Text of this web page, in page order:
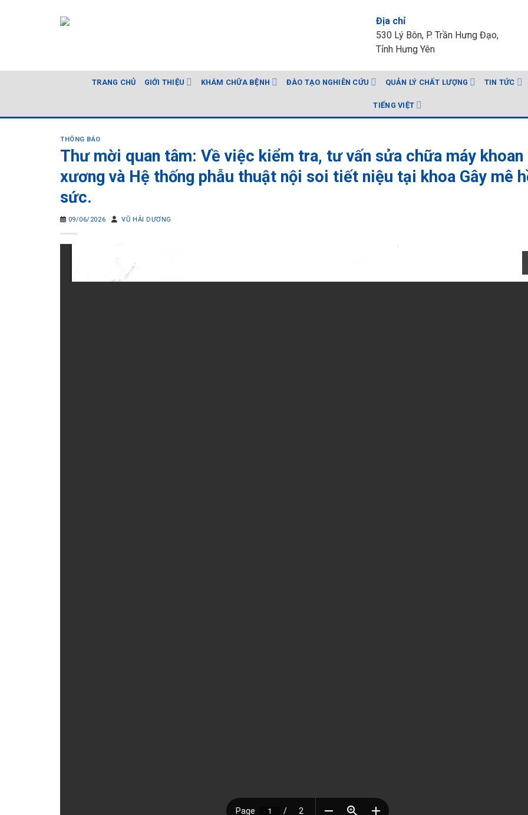
Địa chỉ
530 Lý Bôn, P. Trần Hưng Đạo,
Tỉnh Hưng Yên
TRANG CHỦ GIỚI THIỆU KHÁM CHỮA BỆNH ĐÀO TẠO NGHIÊN CỨU QUẢN LÝ CHẤT LƯỢNG TIN TỨC
TIẾNG VIỆT
THÔNG BÁO
Thư mời quan tâm: Về việc kiểm tra, tư vấn sửa chữa máy khoan
xương và Hệ thống phẫu thuật nội soi tiết niệu tại khoa Gây mê
sức.
09/06/2026 VŨ HẢI DƯƠNG